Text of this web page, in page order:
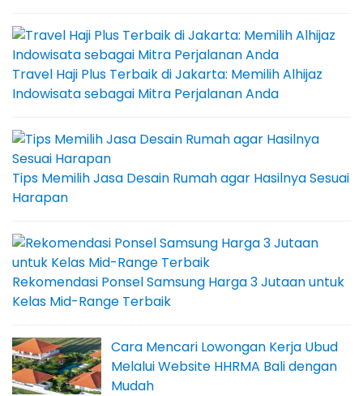
Travel Haji Plus Terbaik di Jakarta: Memilih Alhijaz
Indowisata sebagai Mitra Perjalanan Anda
Tips Memilih Jasa Desain Rumah agar Hasilnya Sesuai
Harapan
Rekomendasi Ponsel Samsung Harga 3 Jutaan untuk
Kelas Mid-Range Terbaik
Cara Mencari Lowongan Kerja Ubud
Melalui Website HHRMA Bali dengan
Mudah